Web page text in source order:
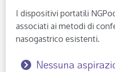
I dispositivi portatili
associati ai metodi di
nasogastrico esistenti.
Nessuna